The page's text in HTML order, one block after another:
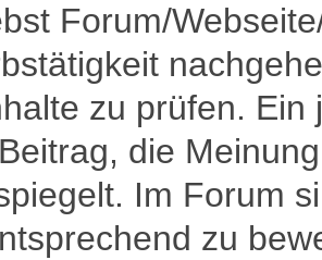
Forum/
zu prüfen.
die
Im Forum
zu